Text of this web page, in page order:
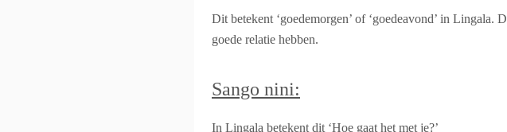
Dit betekent ‘goedemorgen’ of ‘goedeavond’ in Lingala.
goede relatie hebben.
Sango nini:
In Lingala betekent dit ‘Hoe gaat het met je?’